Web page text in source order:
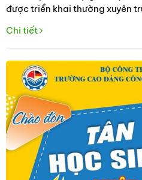
được triển khai thường xuyên
lớp học, tạo nền nếp và những
khóa.
Chi tiết